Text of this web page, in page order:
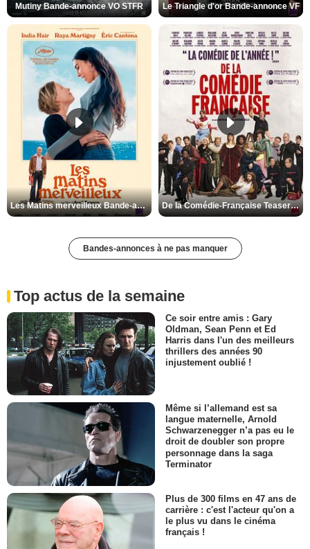
Mutiny Bande-annonce VO STFR Le Triangle d'or Bande-annonce VF
Les Matins merveilleux Bande-annonce VF De la Comédie-Française Teaser VF
Bandes-annonces à ne pas manquer
Top actus de la semaine
Ce soir entre amis : Gary
Oldman, Sean Penn et Ed
Harris dans l'un des meilleurs
thrillers des années 90
injustement oublié !
Même si l’allemand est sa
langue maternelle, Arnold
Schwarzenegger n’a pas eu le
droit de doubler son propre
personnage dans la saga
Terminator
Plus de 300 films en 47 ans de
carrière : c'est l'acteur qu'on a
le plus vu dans le cinéma
français !